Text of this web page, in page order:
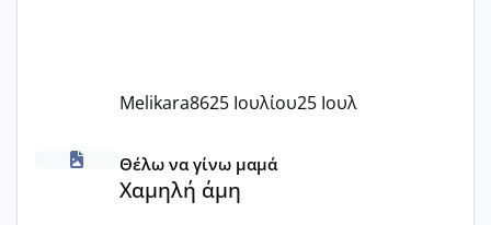
Melikara8625 Ιουλίου25 Ιουλ
Χαμηλή άμη
Θέλω να γίνω μαμά
Χαμηλή άμη